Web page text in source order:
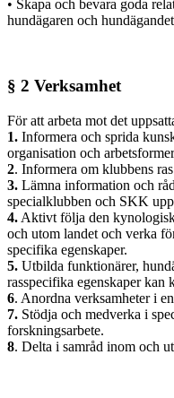
• Skapa och bevara goda
hundägaren och
§ 2 Verksamhet
För att arbeta mot det
1. Informera och sprida
organisation och
2. Informera om klubbens
3. Lämna information och
specialklubben och SKK
4. Aktivt följa den
och utom landet och verka
specifika egenskaper.
5. Utbilda funktionärer,
rasspecifika egenskaper kan
6. Anordna verksamheter i
7. Stödja och medverka i
forskningsarbete.
8. Delta i samråd inom och